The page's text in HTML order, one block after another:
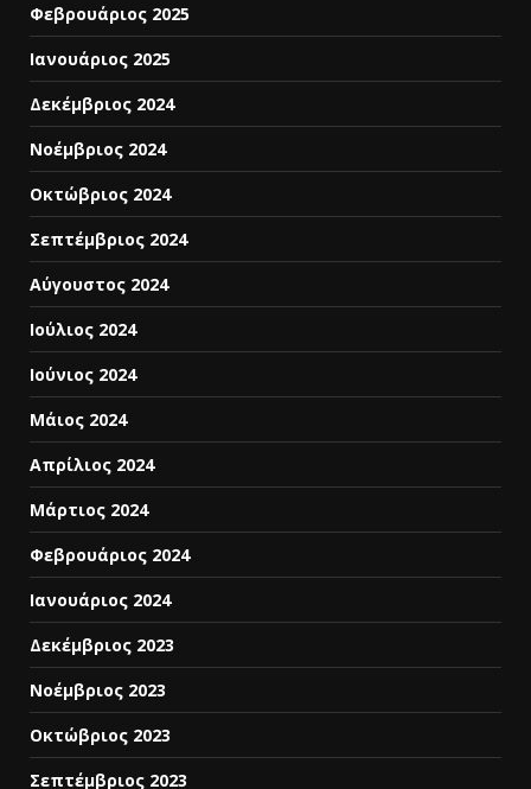
Φεβρουάριος 2025
Ιανουάριος 2025
Δεκέμβριος 2024
Νοέμβριος 2024
Οκτώβριος 2024
Σεπτέμβριος 2024
Αύγουστος 2024
Ιούλιος 2024
Ιούνιος 2024
Μάιος 2024
Απρίλιος 2024
Μάρτιος 2024
Φεβρουάριος 2024
Ιανουάριος 2024
Δεκέμβριος 2023
Νοέμβριος 2023
Οκτώβριος 2023
Σεπτέμβριος 2023